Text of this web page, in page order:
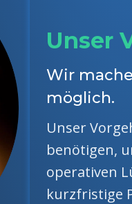
Unser
Wir
möglich.
Unser
benötigen,
operativen
kurzfristige